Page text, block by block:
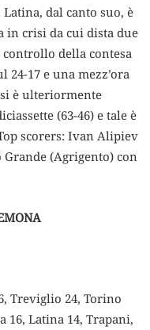
dal canto suo, è
in crisi da cui dista due
della contesa
17 e una mezz’ora
è ulteriormente
(63-46) e tale è
scorers: Ivan Alipiev
(Agrigento) con
Treviglio 24, Torino
16, Latina 14, Trapani,